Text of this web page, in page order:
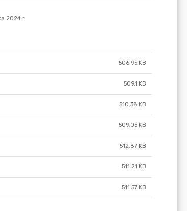
506.95 KB
509.1 KB
510.38 KB
509.05 KB
512.87 KB
511.21 KB
511.57 KB